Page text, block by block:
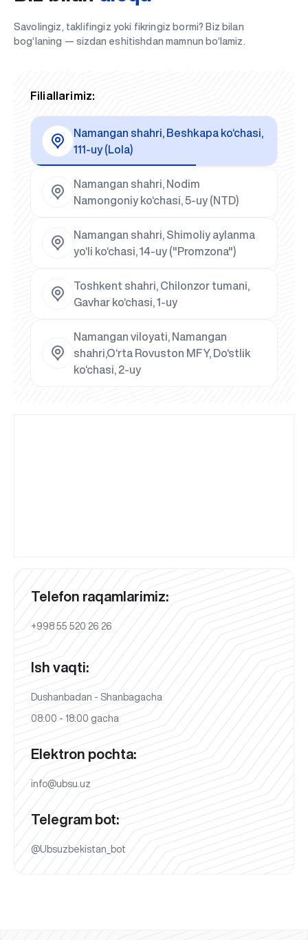
Savolingiz, taklifingiz yoki fikringiz bormi? Biz bilan
bog‘laning — sizdan eshitishdan mamnun bo‘lamiz.
Filiallarimiz:
Namangan shahri, Beshkapa ko‘chasi,
111-uy (Lola)
Namangan shahri, Nodim
Namongoniy ko‘chasi, 5-uy (NTD)
Namangan shahri, Shimoliy aylanma
yo‘li ko‘chasi, 14-uy ("Promzona")
Toshkent shahri, Chilonzor tumani,
Gavhar ko‘chasi, 1-uy
Namangan viloyati, Namangan
shahri,O‘rta Rovuston MFY, Do‘stlik
ko‘chasi, 2-uy
Telefon raqamlarimiz:
+998 55 520 26 26
Ish vaqti:
Dushanbadan - Shanbagacha
08:00 - 18:00 gacha
Elektron pochta:
info@ubsu.uz
Telegram bot:
@Ubsuzbekistan_bot